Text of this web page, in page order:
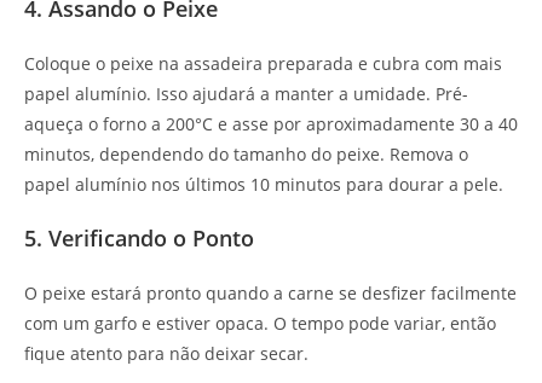
4. Assando o Peixe
Coloque o peixe na assadeira preparada e cubra com mais
papel alumínio. Isso ajudará a manter a umidade. Pré-
aqueça o forno a 200°C e asse por aproximadamente 30 a 40
minutos, dependendo do tamanho do peixe. Remova o
papel alumínio nos últimos 10 minutos para dourar a pele.
5. Verificando o Ponto
O peixe estará pronto quando a carne se desfizer facilmente
com um garfo e estiver opaca. O tempo pode variar, então
fique atento para não deixar secar.